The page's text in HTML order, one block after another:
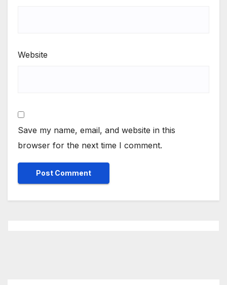
Website
Save my name, email, and website in this
browser for the next time I comment.